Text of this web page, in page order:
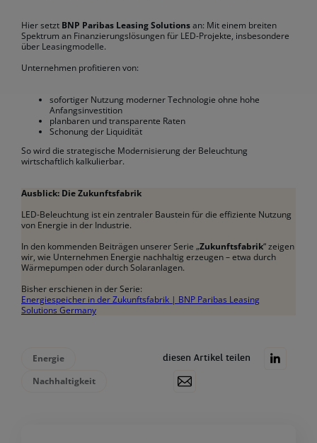
Hier setzt BNP Paribas Leasing Solutionsan: Mit einem breiten
Spektrum an Finanzierungslösungen für LED-Projekte, insbesondere
über Leasingmodelle.
Unternehmen profitieren von:
sofortiger Nutzung moderner Technologie ohne hohe
Anfangsinvestition
planbaren und transparente Raten
Schonung der Liquidität
So wird die strategische Modernisierung der Beleuchtung
wirtschaftlich kalkulierbar.
Ausblick: Die Zukunftsfabrik
LED-Beleuchtung ist ein zentraler Baustein für die effiziente Nutzung
von Energie in der Industrie.
In den kommenden Beiträgen unserer Serie „Zukunftsfabrik“ zeigen
wir, wie Unternehmen Energie nachhaltig erzeugen – etwa durch
Wärmepumpen oder durch Solaranlagen.
Bisher erschienen in der Serie:
Energiespeicher in der Zukunftsfabrik | BNP Paribas Leasing
Solutions Germany
Energie
Nachhaltigkeit
diesen Artikel teilen